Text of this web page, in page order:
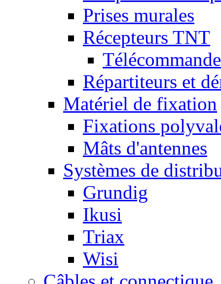
Prises murales
Récepteurs TNT
Répartiteurs et
Matériel de fixation
Fixations
Mâts d'antennes
Systèmes de
Grundig
Ikusi
Triax
Wisi